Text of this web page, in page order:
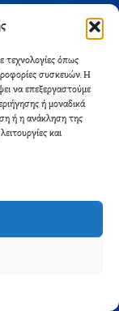
τεχνολογίες όπως
συσκευών. Η
να επεξεργαστούμε
ή μοναδικά
ή η ανάκληση της
και
για κρίση,